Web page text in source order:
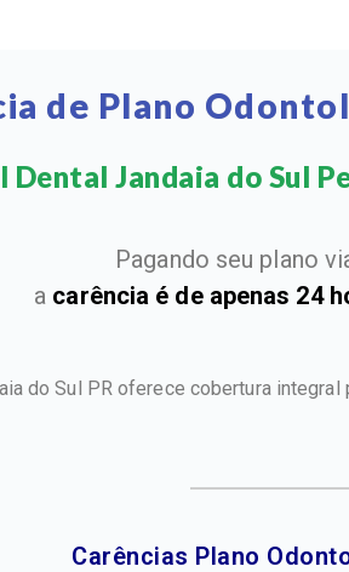
de Plano
Dental Jandaia do Sul
Pagando seu plano
a carência é de apenas 24
do Sul PR oferece cobertura
Carências Plano